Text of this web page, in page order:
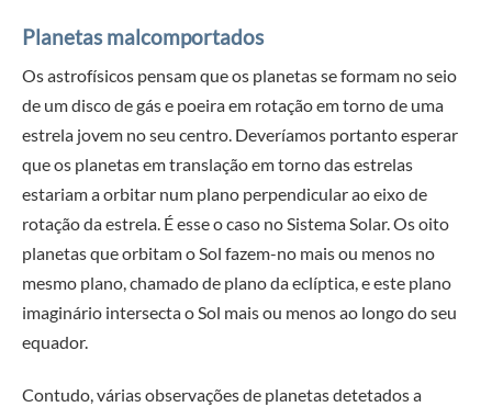
Planetas malcomportados
Os astrofísicos pensam que os planetas se formam no seio
de um disco de gás e poeira em rotação em torno de uma
estrela jovem no seu centro. Deveríamos portanto esperar
que os planetas em translação em torno das estrelas
estariam a orbitar num plano perpendicular ao eixo de
rotação da estrela. É esse o caso no Sistema Solar. Os oito
planetas que orbitam o Sol fazem-no mais ou menos no
mesmo plano, chamado de plano da eclíptica, e este plano
imaginário intersecta o Sol mais ou menos ao longo do seu
equador.
Contudo, várias observações de planetas detetados a